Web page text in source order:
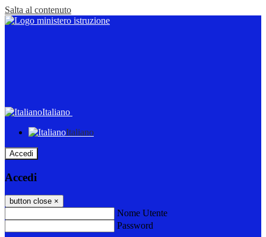
Salta al contenuto
Italiano
Italiano
Accedi
Accedi
button close ×
Nome Utente
Password